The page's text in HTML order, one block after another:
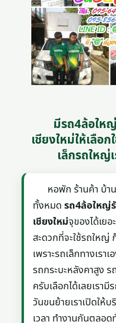
มีรถ4ล้อให
เชียงใหม่ให้เลือ
เล็กรถใหญ่
หอพัก ร้านค้า บ้าน
ทั้งหมดรถ4ล้อใหญ่
เชียงใหม่จุของได้เย
สะดวกที่จะใช้รถใหญ่
เพราะรถเล็กทางเรา
รถกระบะหลังคาสูง ร
ครับเลือกได้เลยเรา
วันขนย้ายเราเปิดให้
เวลา ทำงานกันตลอ